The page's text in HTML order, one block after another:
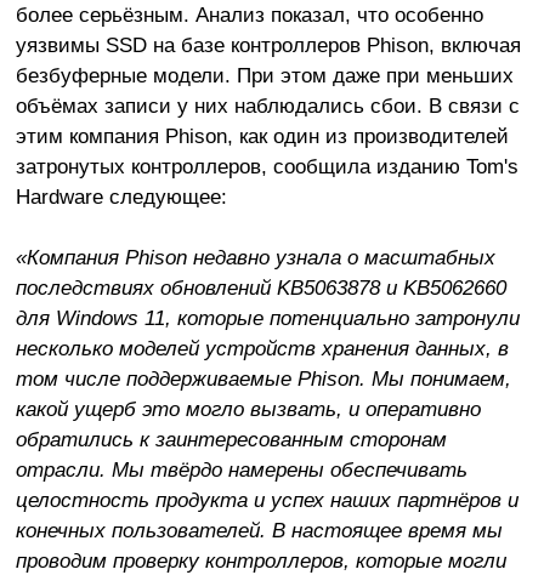
более серьёзным. Анализ показал, что особенно
уязвимы SSD на базе контроллеров Phison, включая
безбуферные модели. При этом даже при меньших
объёмах записи у них наблюдались сбои. В связи с
этим компания Phison, как один из производителей
затронутых контроллеров, сообщила изданию Tom's
Hardware следующее:
«Компания Phison недавно узнала о масштабных
последствиях обновлений KB5063878 и KB5062660
для Windows 11, которые потенциально затронули
несколько моделей устройств хранения данных, в
том числе поддерживаемые Phison. Мы понимаем,
какой ущерб это могло вызвать, и оперативно
обратились к заинтересованным сторонам
отрасли. Мы твёрдо намерены обеспечивать
целостность продукта и успех наших партнёров и
конечных пользователей. В настоящее время мы
проводим проверку контроллеров, которые могли